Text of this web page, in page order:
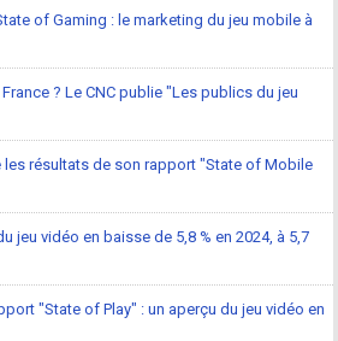
of Gaming : le marketing du jeu mobile à
? Le CNC publie "Les publics du jeu
les résultats de son rapport "State of Mobile
jeu vidéo en baisse de 5,8 % en 2024, à 5,7
"State of Play" : un aperçu du jeu vidéo en